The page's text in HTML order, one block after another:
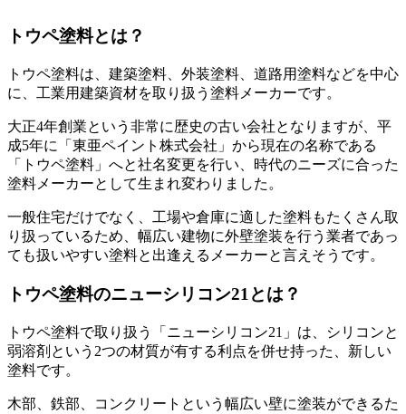
トウペ塗料とは？
トウペ塗料は、建築塗料、外装塗料、道路用塗料などを中心
に、工業用建築資材を取り扱う塗料メーカーです。
大正4年創業という非常に歴史の古い会社となりますが、平
成5年に「東亜ペイント株式会社」から現在の名称である
「トウペ塗料」へと社名変更を行い、時代のニーズに合った
塗料メーカーとして生まれ変わりました。
一般住宅だけでなく、工場や倉庫に適した塗料もたくさん取
り扱っているため、幅広い建物に外壁塗装を行う業者であっ
ても扱いやすい塗料と出逢えるメーカーと言えそうです。
トウペ塗料のニューシリコン21とは？
トウペ塗料で取り扱う「ニューシリコン21」は、シリコンと
弱溶剤という2つの材質が有する利点を併せ持った、新しい
塗料です。
木部、鉄部、コンクリートという幅広い壁に塗装ができるた